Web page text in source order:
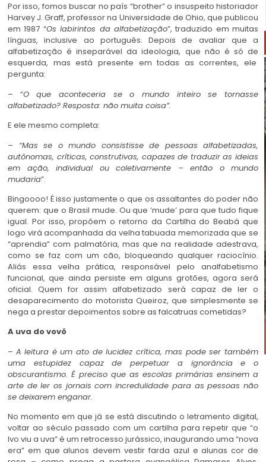
Por isso, fomos buscar no país “brother” o insuspeito historiador
Harvey J. Graff, professor na Universidade de Ohio, que publicou
em 1987 “Os labirintos da alfabetização”, traduzido em muitas
línguas, inclusive ao português. Depois de avaliar que a
alfabetização é inseparável da ideologia, que não é só de
esquerda, mas está presente em todas as correntes, ele
pergunta:
– “O que aconteceria se o mundo inteiro se tornasse
alfabetizado? Resposta: não muita coisa”.
E ele mesmo completa:
– “Mas se o mundo consistisse de pessoas alfabetizadas,
autônomas, críticas, construtivas, capazes de traduzir as ideias
em ação, individual ou coletivamente – então o mundo
mudaria”.
Bingoooo! É isso justamente o que os assaltantes do poder não
querem: que o Brasil mude. Ou que ‘mude’ para que tudo fique
igual. Por isso, propõem o retorno da Cartilha do Beabá que
logo virá acompanhada da velha tabuada memorizada que se
“aprendia” com palmatória, mas que na realidade adestrava,
como se faz com um cão, bloqueando qualquer raciocínio.
Aliás essa velha prática, responsável pelo analfabetismo
funcional, que ainda persiste em alguns grotões, agora será
oficial. Quem for assim alfabetizado será capaz de ler o
desaparecimento do motorista Queiroz, que simplesmente se
nega a prestar depoimentos sobre as falcatruas cometidas?
A uva do vovô
– A leitura é um ato de lucidez crítica, mas pode ser também
uma estupidez capaz de perpetuar a ignorância e o
obscurantismo. É preciso que as escolas primárias ensinem a
arte de ler os jornais com incredulidade para as pessoas não
se deixarem enganar.
No momento em que já se está discutindo o letramento digital,
voltar ao século passado com um cartilha para repetir que “o
Ivo viu a uva” é um retrocesso jurássico, inaugurando uma “nova
era” em que alunos devem vestir farda azul e alunas cor de